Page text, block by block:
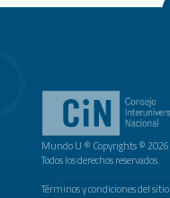
Mundo U ® Copyrights © 2026
Todos los derechos reservados.
Términos y condiciones del sitio